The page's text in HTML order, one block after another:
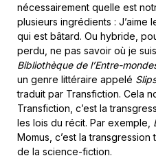
nécessairement quelle est
plusieurs ingrédients : J’aime
qui est bâtard. Ou hybride,
perdu, ne pas savoir où je
Bibliothèque de l’Entre-
un genre littéraire appelé
traduit par Transfiction. Cela
Transfiction, c’est la
les lois du récit. Par exemple,
Momus, c’est la
de la science-fiction.